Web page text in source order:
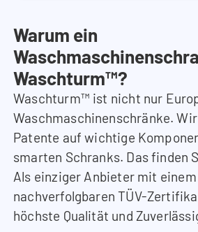
Warum ein
Waschturm™?
Waschturm™ ist nicht nur
Waschmaschinenschränke.
Patente auf wichtige
smarten Schranks. Das finden
Als einziger Anbieter mit einem
nachverfolgbaren TÜV-
höchste Qualität und